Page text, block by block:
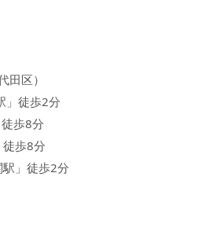
区）
」徒歩2分
歩8分
歩8分
徒歩2分